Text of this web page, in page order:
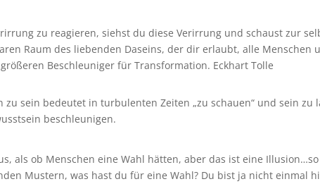
zu reagieren, siehst du diese Verirrung und schaust zur
Raum des liebenden Daseins, der dir erlaubt, alle Menschen
Beschleuniger für Transformation. Eckhart Tolle
zu sein bedeutet in turbulenten Zeiten „zu schauen“ und sein zu
beschleunigen.
als ob Menschen eine Wahl hätten, aber das ist eine
Mustern, was hast du für eine Wahl? Du bist ja nicht einmal